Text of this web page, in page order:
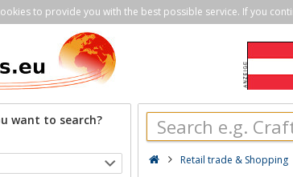
to provide you with the best possible service. If you
want to search?
Retail trade & Shopping